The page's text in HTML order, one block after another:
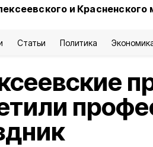
и
Статьи Политика